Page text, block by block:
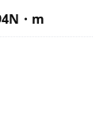
・m